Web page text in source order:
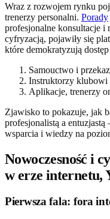
Wraz z rozwojem rynku
trenerzy personalni. Porady
profesjonalne konsultacje i
cyfryzacją, pojawiły się
które demokratyzują
Samouctwo i
Instruktorzy klubowi
Aplikacje, trenerzy
Zjawisko to pokazuje, jak
profesjonalistą a
wsparcia i wiedzy na
Nowoczesność i
w erze internetu,
Pierwsza fala: fora